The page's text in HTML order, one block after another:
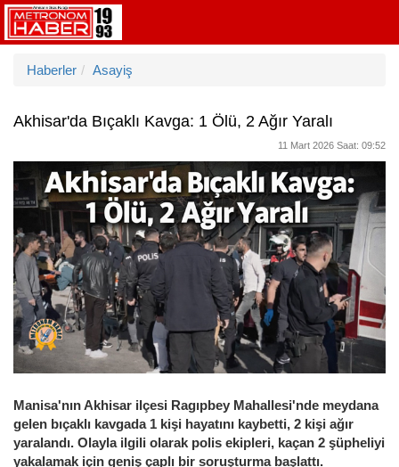
Haberler Asayiş
Akhisar'da Bıçaklı Kavga: 1 Ölü, 2 Ağır Yaralı
11 Mart 2026 Saat: 09:52
Manisa'nın Akhisar ilçesi Ragıpbey Mahallesi'nde meydana
gelen bıçaklı kavgada 1 kişi hayatını kaybetti, 2 kişi ağır
yaralandı. Olayla ilgili olarak polis ekipleri, kaçan 2 şüpheliyi
yakalamak için geniş çaplı bir soruşturma başlattı.